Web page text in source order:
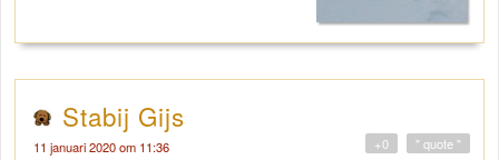
Stabij Gijs
11 januari 2020 om 11:36 " quote "
+0